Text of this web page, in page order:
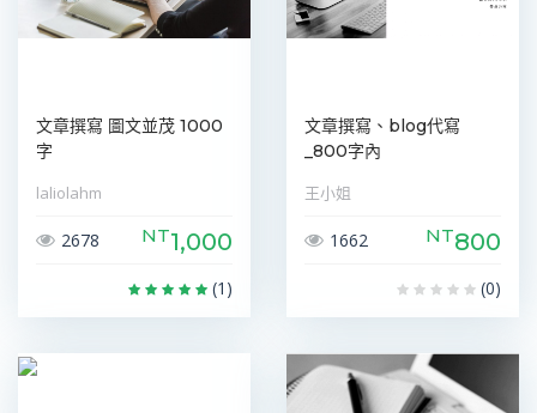
文章撰寫 圖文並茂 1000
字
laliolahm
2678 NT1,000
(1)
文章撰寫、blog代寫
_800字內
王小姐
1662 NT800
(0)